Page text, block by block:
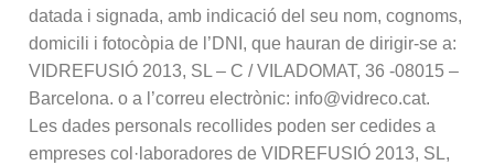
datada i signada, amb indicació del seu nom, cognoms,
domicili i fotocòpia de l’DNI, que hauran de dirigir-se a:
VIDREFUSIÓ 2013, SL – C / VILADOMAT, 36 -08015 –
Barcelona. o a l’correu electrònic: info@vidreco.cat.
Les dades personals recollides poden ser cedides a
empreses col·laboradores de VIDREFUSIÓ 2013, SL,